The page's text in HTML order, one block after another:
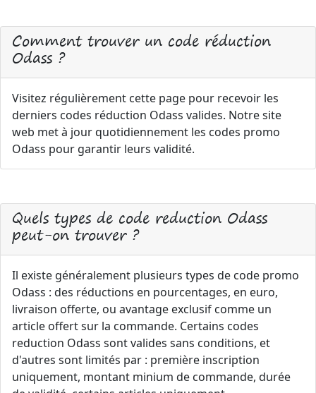
Comment trouver un code réduction
Odass ?
Visitez régulièrement cette page pour recevoir les
derniers codes réduction Odass valides. Notre site
web met à jour quotidiennement les codes promo
Odass pour garantir leurs validité.
Quels types de code reduction Odass
peut-on trouver ?
Il existe généralement plusieurs types de code promo
Odass : des réductions en pourcentages, en euro,
livraison offerte, ou avantage exclusif comme un
article offert sur la commande. Certains codes
reduction Odass sont valides sans conditions, et
d'autres sont limités par : première inscription
uniquement, montant minium de commande, durée